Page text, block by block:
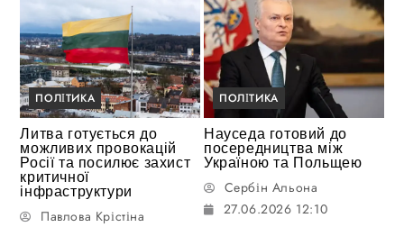
ПОЛІТИКА
Литва готується до
можливих провокацій
Росії та посилює захист
критичної
інфраструктури
Павлова Крістіна
ПОЛІТИКА
Науседа готовий до
посередництва між
Україною та Польщею
Сербін Альона
27.06.2026 12:10